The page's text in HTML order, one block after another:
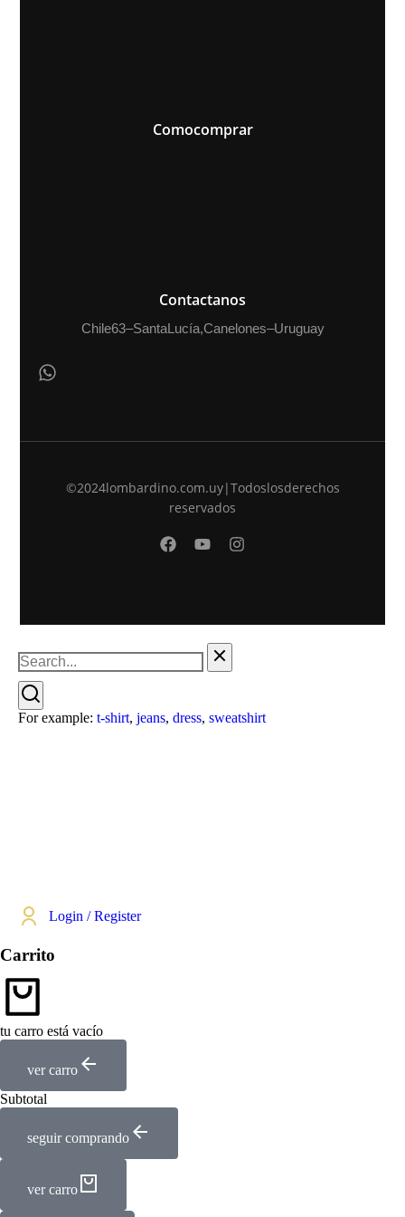
Como comprar
Contactanos
Chile 63 – Santa Lucía, Canelones – Uruguay
©2024 lombardino.com.uy | Todos los derechos
reservados
For example: t-shirt, jeans, dress, sweatshirt
Login / Register
Carrito
tu carro está vacío
ver carro
Subtotal
seguir comprando
ver carro